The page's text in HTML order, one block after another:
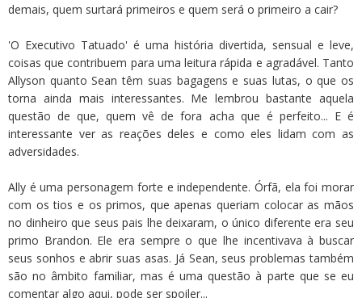
demais, quem surtará primeiros e quem será o primeiro a cair?
'O Executivo Tatuado' é uma história divertida, sensual e leve,
coisas que contribuem para uma leitura rápida e agradável. Tanto
Allyson quanto Sean têm suas bagagens e suas lutas, o que os
torna ainda mais interessantes. Me lembrou bastante aquela
questão de que, quem vê de fora acha que é perfeito... E é
interessante ver as reações deles e como eles lidam com as
adversidades.
Ally é uma personagem forte e independente. Órfã, ela foi morar
com os tios e os primos, que apenas queriam colocar as mãos
no dinheiro que seus pais lhe deixaram, o único diferente era seu
primo Brandon. Ele era sempre o que lhe incentivava à buscar
seus sonhos e abrir suas asas. Já Sean, seus problemas também
são no âmbito familiar, mas é uma questão à parte que se eu
comentar algo aqui, pode ser spoiler...